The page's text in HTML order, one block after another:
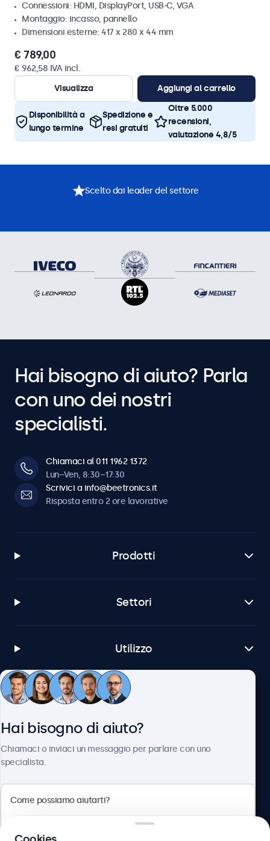
Connessioni: HDMI, DisplayPort, USB-C, VGA
Montaggio: incasso, pannello
Dimensioni esterne: 417 x 280 x 44 mm
€ 789,00
€ 962,58 IVA incl.
Visualizza
Aggiungi al carrello
Disponibilità a
lungo termine
Spedizione e
resi gratuiti
Oltre 5.000
recensioni,
valutazione 4,8/5
Scelto dai leader del settore
Hai bisogno di aiuto? Parla
con uno dei nostri
specialisti.
Chiamaci al 011 1962 1372
Lun–Ven, 8:30–17:30
Scrivici a info@beetronics.it
Risposta entro 2 ore lavorative
Prodotti
Settori
Utilizzo
Servizio Clienti
Hai bisogno di aiuto?
Chiamaci o inviaci un messaggio per parlare con uno
specialista.